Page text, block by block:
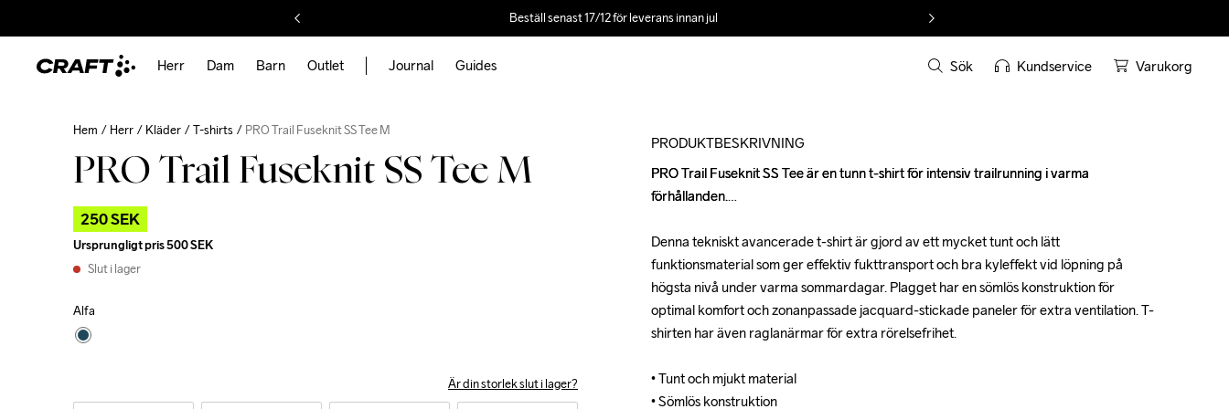
Beställ senast 17/12 för leverans innan jul
Herr Dam Barn Outlet Journal Guides Sök Kundservice Varukorg
Hem Herr Kläder T-shirts PRO Trail Fuseknit SS Tee M
PRO Trail Fuseknit SS Tee M
250 SEK
Ursprungligt pris500 SEK
Slut i lager
Alfa
Är din storlek slut i lager?
PRODUKTBESKRIVNING
PRO Trail Fuseknit SS Tee är en tunn t-shirt för intensiv trailrunning i varma
förhållanden.
Denna tekniskt avancerade t-shirt är gjord av ett mycket tunt och lätt
funktionsmaterial som ger effektiv fukttransport och bra kyleffekt vid löpning på
högsta nivå under varma sommardagar. Plagget har en sömlös konstruktion för
optimal komfort och zonanpassade jacquard-stickade paneler för extra ventilation. T-
shirten har även raglanärmar för extra rörelsefrihet.
• Tunt och mjukt material
• Sömlös konstruktion
PRO Trail Fuseknit SS Tee är en tunn t-shirt för intensiv trailrunning i varma
förhållanden.
Denna tekniskt avancerade t-shirt är gjord av ett mycket tunt och lätt
funktionsmaterial som ger effektiv fukttransport och bra kyleffekt vid löpning på
högsta nivå under varma sommardagar. Plagget har en sömlös konstruktion för
optimal komfort och zonanpassade jacquard-stickade paneler för extra ventilation. T-
shirten har även raglanärmar för extra rörelsefrihet.
• Tunt och mjukt material
• Sömlös konstruktion